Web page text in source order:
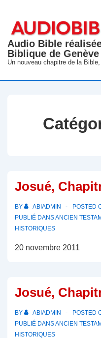
passer
contenu
principal
Audio Bible
Biblique de Genève
Un nouveau chapitre de la
Josué,
BY ABIADMIN POSTED
PUBLIÉ DANSANCIEN
HISTORIQUES
20 novembre 2011
Josué,
BY ABIADMIN POSTED
PUBLIÉ DANSANCIEN
HISTORIQUES